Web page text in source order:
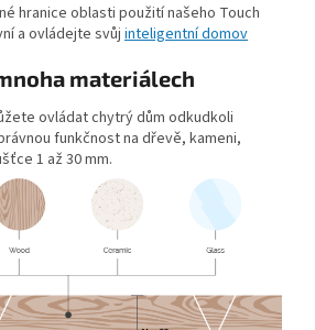
hranice oblasti použití našeho Touch
a ovládejte svůj inteligentní domov
materiálech
ovládat chytrý dům odkudkoli
funkčnost na dřevě, kameni,
1 až 30 mm.